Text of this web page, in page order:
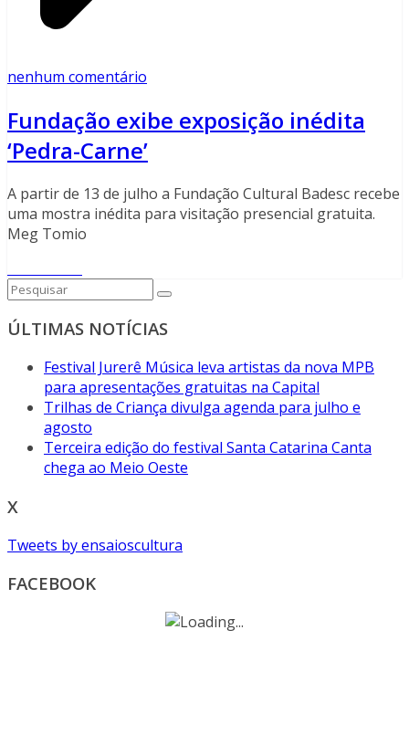
nenhum comentário
Fundação exibe exposição inédita
‘Pedra-Carne’
A partir de 13 de julho a Fundação Cultural Badesc recebe
uma mostra inédita para visitação presencial gratuita.
Meg Tomio
ÚLTIMAS NOTÍCIAS
Festival Jurerê Música leva artistas da nova MPB
para apresentações gratuitas na Capital
Trilhas de Criança divulga agenda para julho e
agosto
Terceira edição do festival Santa Catarina Canta
chega ao Meio Oeste
X
Tweets by ensaioscultura
FACEBOOK